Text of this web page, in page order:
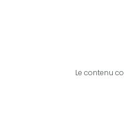
Le contenu